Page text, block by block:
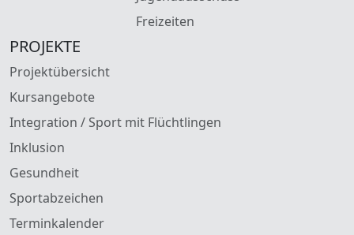
Freizeiten
PROJEKTE
Projektübersicht
Kursangebote
Integration / Sport mit Flüchtlingen
Inklusion
Gesundheit
Sportabzeichen
Terminkalender